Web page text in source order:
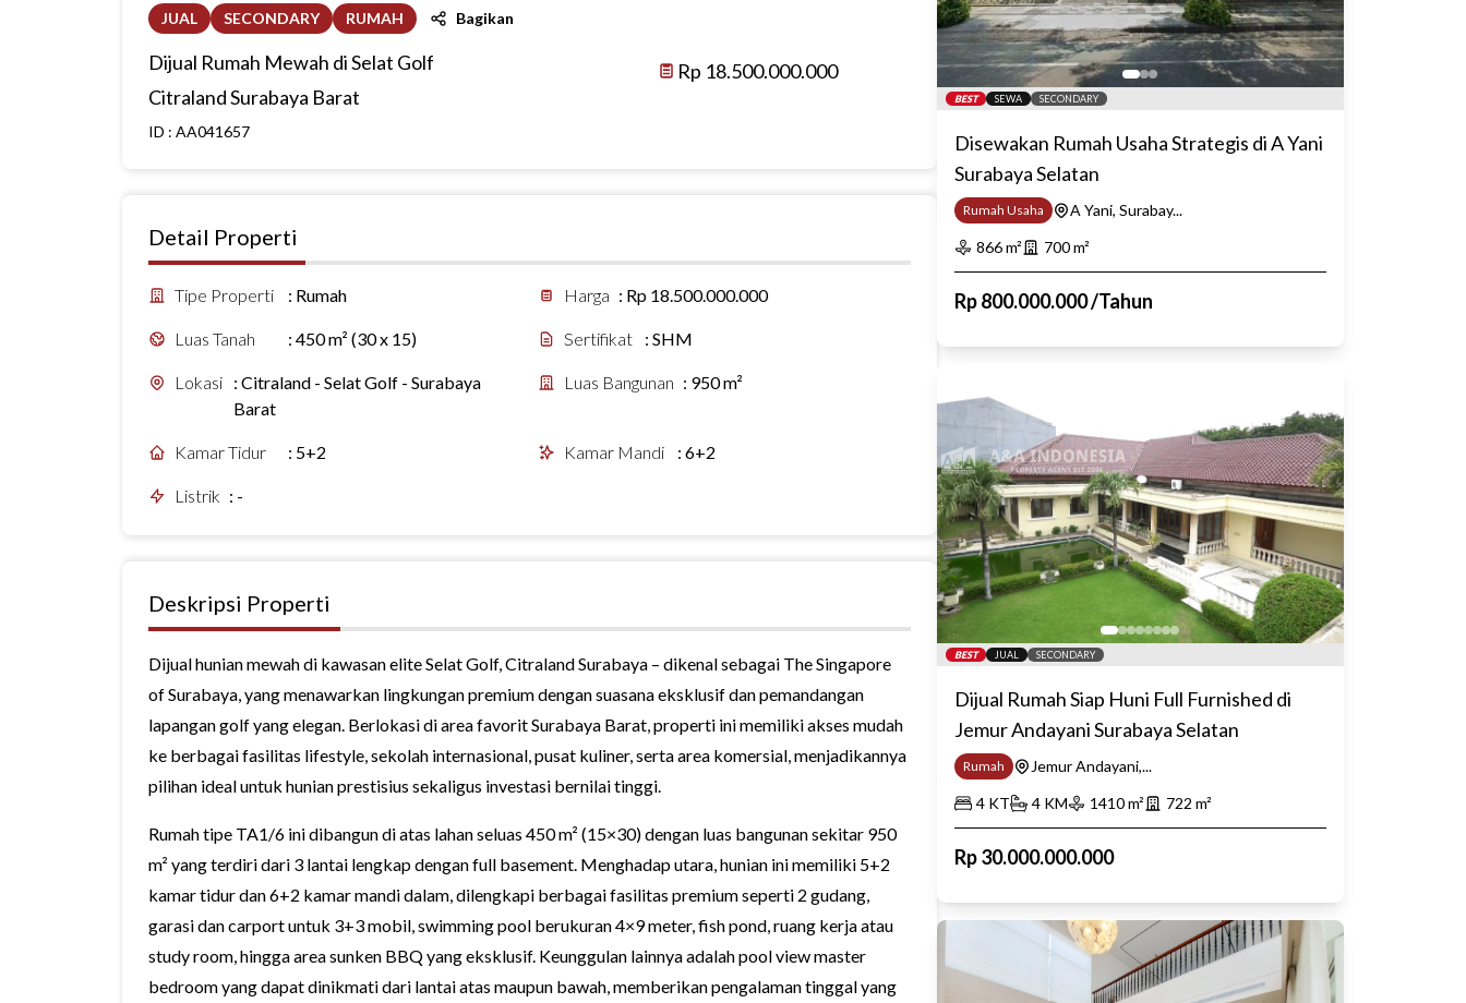
JUAL SECONDARY RUMAH Bagikan
Dijual Rumah Mewah di Selat Golf
Citraland Surabaya Barat
Rp 18.500.000.000
ID : AA041657
Detail Properti
Tipe Properti : Rumah Harga : Rp 18.500.000.000
Luas Tanah : 450 m² (30 x 15) Sertifikat :SHM
Lokasi : Citraland - Selat Golf - Surabaya
Barat
Luas Bangunan : 950 m²
Kamar Tidur : 5+2 Kamar Mandi :6+2
Listrik : -
Deskripsi Properti
Dijual hunian mewah di kawasan elite Selat Golf,Citraland Surabaya – dikenal sebagai The Singapore
of Surabaya, yang menawarkan lingkungan premium dengan suasana eksklusif dan pemandangan
lapangan golf yang elegan. Berlokasi di area favorit Surabaya Barat, properti ini memiliki akses mudah
ke berbagai fasilitas lifestyle, sekolah internasional, pusat kuliner, serta area komersial, menjadikannya
pilihan ideal untuk hunian prestisius sekaligus investasi bernilai tinggi.
Rumah tipe TA1/6 ini dibangun di atas lahan seluas 450 m² (15×30) dengan luas bangunan sekitar 950
m² yang terdiri dari 3 lantai lengkap dengan full basement. Menghadap utara, hunian ini memiliki 5+2
kamar tidur dan 6+2 kamar mandi dalam, dilengkapi berbagai fasilitas premium seperti 2 gudang,
garasi dan carport untuk 3+3 mobil, swimming pool berukuran 4×9 meter, fish pond, ruang kerja atau
study room, hingga area sunken BBQ yang eksklusif. Keunggulan lainnya adalah pool view master
bedroom yang dapat dinikmati dari lantai atas maupun bawah, memberikan pengalaman tinggal yang
BEST SEWA SECONDARY
Disewakan Rumah Usaha Strategis di A Yani
Surabaya Selatan
Rumah Usaha
A Yani, Surabay...
866m² 700m²
Rp800.000.000/Tahun
BEST JUAL SECONDARY
Dijual Rumah Siap Huni Full Furnished di
Jemur Andayani Surabaya Selatan
Rumah
Jemur Andayani,...
4KT 4KM 1410m² 722 m²
Rp30.000.000.000